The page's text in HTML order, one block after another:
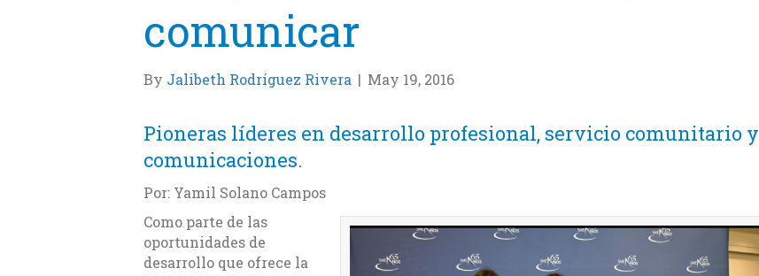
comunicar
By Jalibeth Rodríguez Rivera | May 19, 2016
Pioneras líderes en desarrollo profesional, servicio comunitario y
comunicaciones.
Por: Yamil Solano Campos
Como parte de las
oportunidades de
desarrollo que ofrece la